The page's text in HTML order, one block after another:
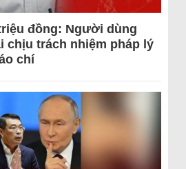
đồng: Người dùng
chịu trách nhiệm pháp lý
chí